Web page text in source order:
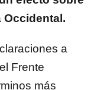
Occidental.
a
Frente
más